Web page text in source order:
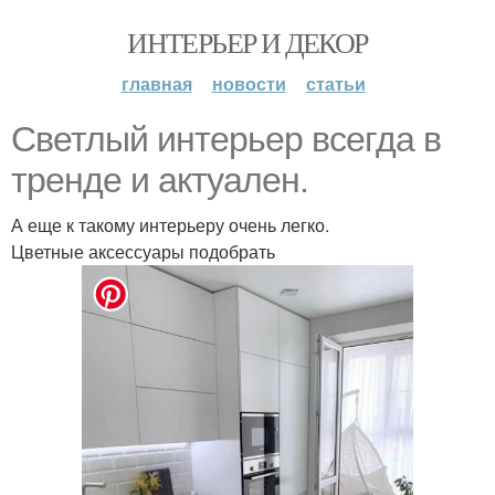
ИНТЕРЬЕР И ДЕКОР
главная новости статьи
Светлый интерьер всегда в
тренде и актуален.
А еще к такому интерьеру очень легко.
Цветные аксессуары подобрать